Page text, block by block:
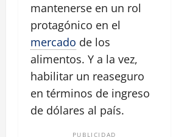
mantenerse en un rol
protagónico en el
mercado de los
alimentos. Y a la vez,
habilitar un reaseguro
en términos de ingreso
de dólares al país.
PUBLICIDAD